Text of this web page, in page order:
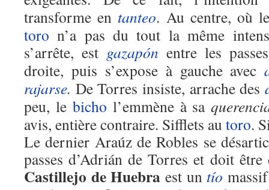
transforme en tanteo. Au centre, où
toro n’a pas du tout la même
s’arrête, est gazapón entre les
droite, puis s’expose à gauche avec
rajarse. De Torres insiste, arrache des
peu, le bicho l’emmène à sa
avis, entière contraire. Sifflets au toro.
Le dernier Araúz de Robles se
passes d’Adrián de Torres et doit
Castillejo de Huebra est un tío